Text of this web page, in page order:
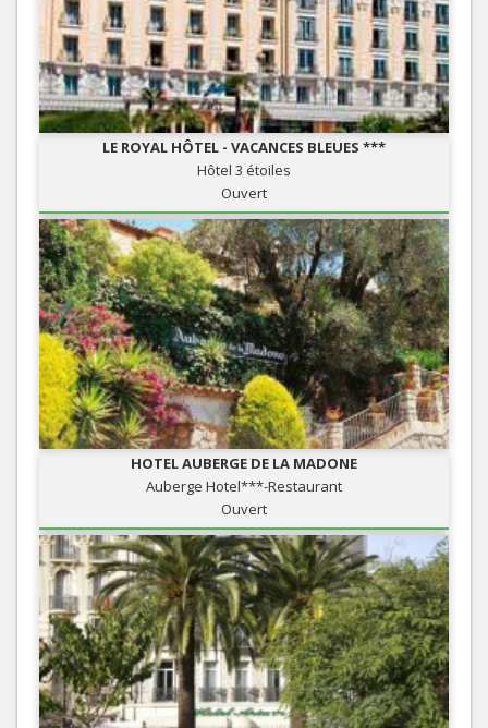
LE ROYAL HÔTEL - VACANCES BLEUES ***
Hôtel 3 étoiles
Ouvert
HOTEL AUBERGE DE LA MADONE
Auberge Hotel***-Restaurant
Ouvert